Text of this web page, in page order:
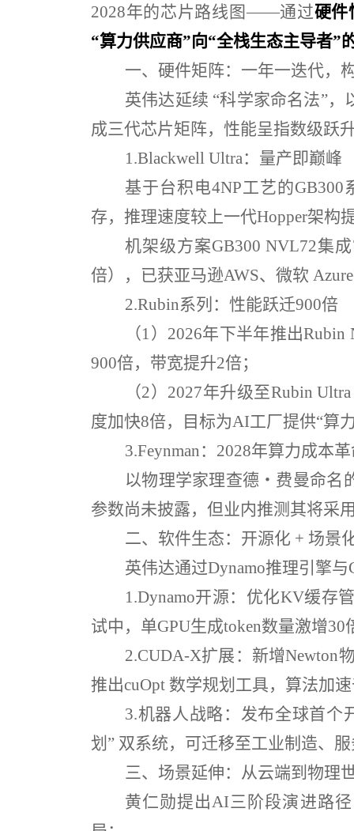
2028年的芯片路线图——通过硬件
“算力供应商”向“全栈生态主导者”
一、硬件矩阵：一年一迭代，
英伟达延续 “科学家命名法”，
成三代芯片矩阵，性能呈指数级跃
1.Blackwell Ultra：量产即巅峰
基于台积电4NP工艺的GB300
存，推理速度较上一代Hopper架构
机架级方案GB300 NVL72集成
倍），已获亚马逊AWS、微软 Azure
2.Rubin系列：性能跃迁900倍
（1 ） 2026年下半年推出Rubin
900倍，带宽提升2倍；
（2） 2027年升级至Rubin
度加快8倍，目标为AI工厂提供“算
3.Feynman： 2028年算力成本
以物理学家理查德・费曼命名
参数尚未披露，但业内推测其将采
二、软件生态：开源化 + 场景
英伟达通过Dynamo推理引擎与
1.Dynamo开源：优化KV缓存
试中，单GPU生成token数量激增30
2.CUDA-X扩展：新增Newton
推出cuOpt 数学规划工具，算法加
3.机器人战略：发布全球首个
划 ” 双系统，可迁移至工业制造、
三、场景延伸：从云端到物理
黄仁勋提出AI三阶段演进路